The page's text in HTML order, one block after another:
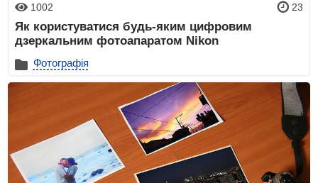
1002 23
Як користуватися будь-яким цифровим
дзеркальним фотоапаратом Nikon
Фотографія